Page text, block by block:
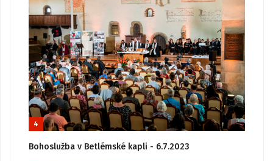
4
Bohoslužba v Betlémské kapli - 6.7.2023